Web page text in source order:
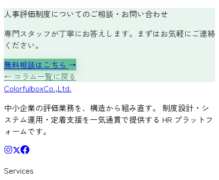
人事評価制度についてのご相談・お問い合わせ
専門スタッフが丁寧にお答えします。まずはお気軽にご連絡
ください。
無料相談はこちら →
← コラム一覧に戻る
ColorfulboxCo.,Ltd.
中小企業の評価業務を、構造から組み直す。 制度設計・シ
ステム運用・定着支援を一気通貫で提供する HR プラットフ
ォームです。
Services